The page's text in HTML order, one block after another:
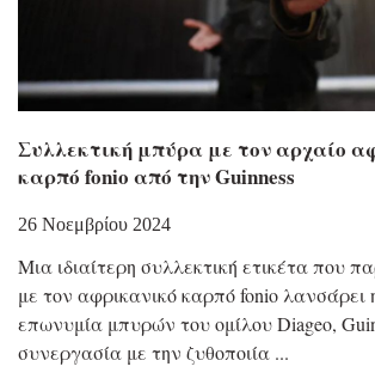
Συλλεκτική μπύρα με τον αρχαίο
καρπό fonio από την Guinness
26 Νοεμβρίου 2024
Μια ιδιαίτερη συλλεκτική ετικέτα που
με τον αφρικανικό καρπό fonio λανσάρει
επωνυμία μπυρών του ομίλου Diageo,
συνεργασία με την ζυθοποιία